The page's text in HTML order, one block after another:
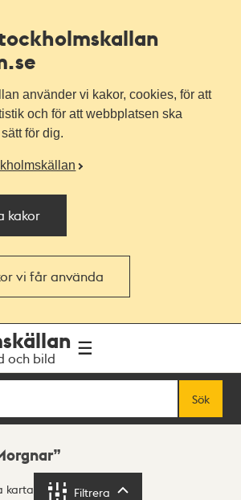
använder vi kakor, cookies, för att
och för att webbplatsen ska
för dig.
kakor
vi får använda
och bild
Sök
karta Filtrera